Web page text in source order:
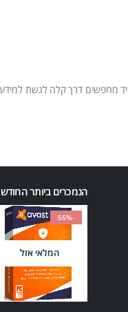
הנמכרים ביותר החודש
-55%
המלאי אזל